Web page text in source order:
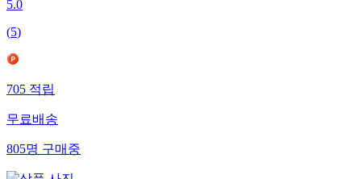
5.0
(5)
705적립
무료배송
805명구매중